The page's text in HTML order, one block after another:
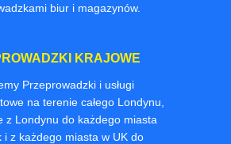
biur i magazynów.
KRAJOWE
Przeprowadzki i usługi
na terenie całego Londynu,
z Londynu do każdego miasta
i z każdego miasta w UK do